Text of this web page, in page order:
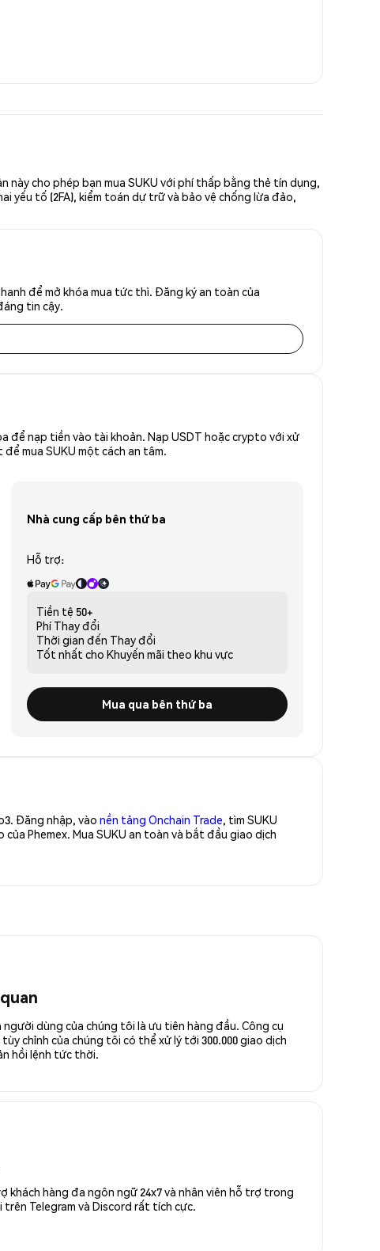
này cho phép bạn mua SUKU với phí thấp bằng thẻ tín dụng,
yếu tố (2FA), kiểm toán dự trữ và bảo vệ chống lừa đảo,
để mở khóa mua tức thì. Đăng ký an toàn của
tin cậy.
để nạp tiền vào tài khoản. Nạp USDT hoặc crypto với xử
mua SUKU một cách an tâm.
Nhà cung cấp bên thứ ba
Hỗ trợ:
Tiền tệ 50+
Phí Thay đổi
Thời gian đến Thay đổi
Tốt nhất cho Khuyến mãi theo khu vực
Mua qua bên thứ ba
Đăng nhập, vào nền tảng Onchain Trade, tìm SUKU
Phemex. Mua SUKU an toàn và bắt đầu giao dịch
người dùng của chúng tôi là ưu tiên hàng đầu. Công cụ
chỉnh của chúng tôi có thể xử lý tới 300.000 giao dịch
hồi lệnh tức thời.
khách hàng đa ngôn ngữ 24x7 và nhân viên hỗ trợ trong
Telegram và Discord rất tích cực.